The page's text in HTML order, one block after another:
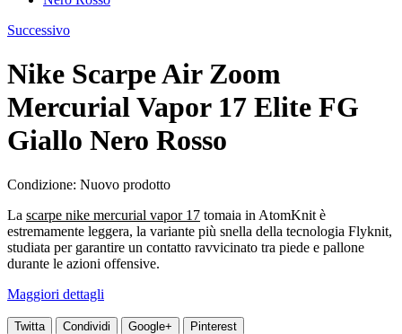
Successivo
Nike Scarpe Air Zoom
Mercurial Vapor 17 Elite FG
Giallo Nero Rosso
Condizione: Nuovo prodotto
La scarpe nike mercurial vapor 17 tomaia in AtomKnit è
estremamente leggera, la variante più snella della tecnologia Flyknit,
studiata per garantire un contatto ravvicinato tra piede e pallone
durante le azioni offensive.
Maggiori dettagli
Twitta Condividi Google+ Pinterest